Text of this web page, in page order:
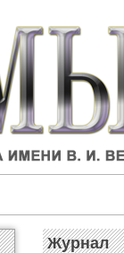
Журнал